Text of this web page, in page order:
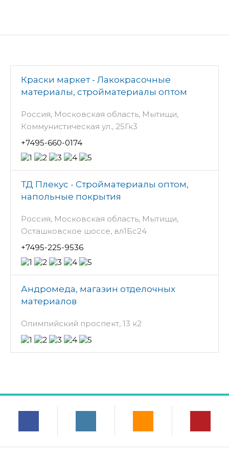
Краски маркет - Лакокрасочные
материалы, стройматериалы оптом
Россия, Московская область, Мытищи,
Коммунистическая ул., 25Гк3
+7495-660-0174
ТД Плекус - Стройматериалы оптом,
напольные покрытия
Россия, Московская область, Мытищи,
Осташковское шоссе, вл1Бс24
+7495-225-9536
Андромеда, магазин отделочных
материалов
Олимпийский проспект, 13 к2